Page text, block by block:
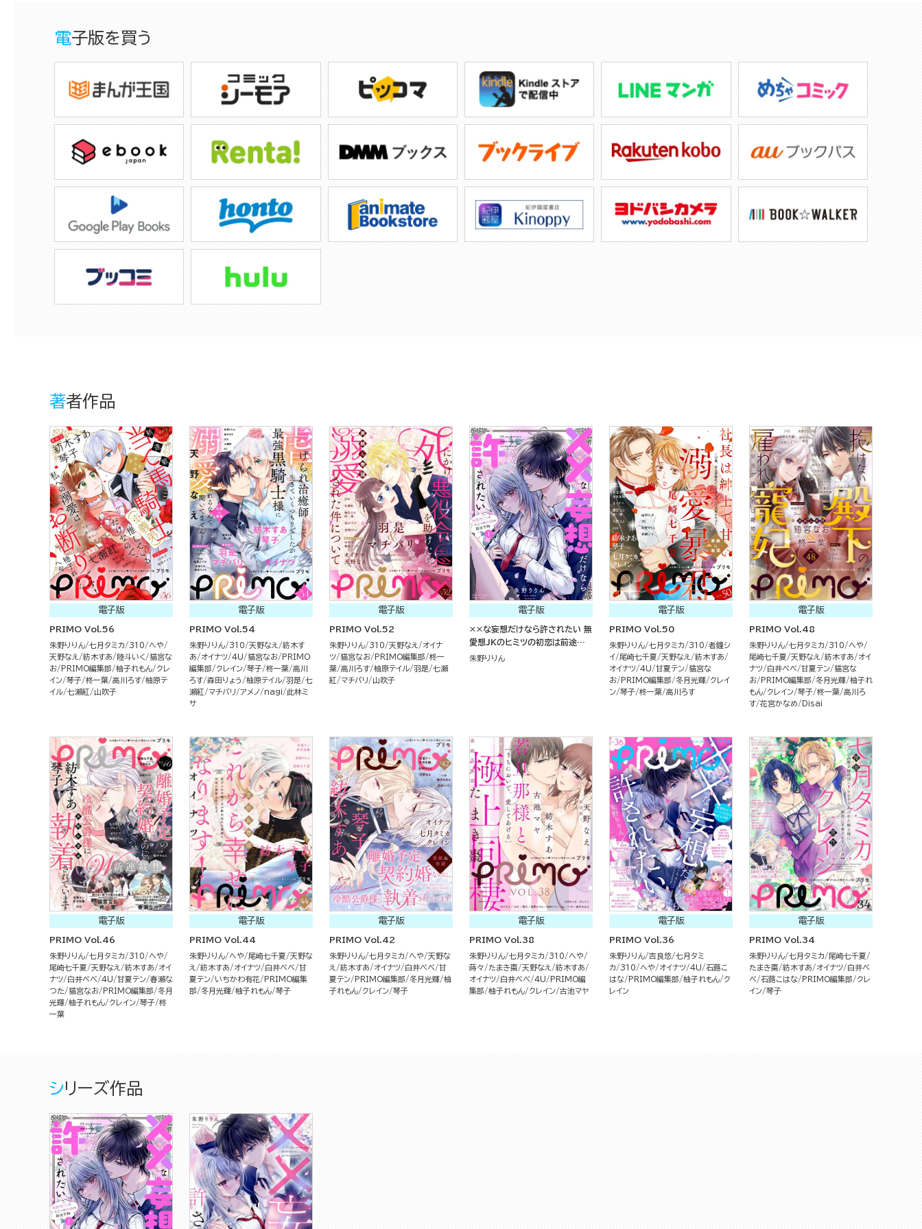
電子版を買う
著者作品
電子版
PRIMO Vol.56
朱野りりん 七月タミカ 310
へや
天野なえ
紡木すあ 陸斗いく
猫宮な
お
PRIMO編集部 柚子れもん
クレ
イン 琴子 柊一葉 高川ろす 柚原テ
イル 七瀬紅 山吹子
電子版
PRIMO Vol.54
朱野りりん 310 天野なえ
紡木す
あ
オイナツ 4U 猫宮なお
PRIMO
編集部
クレイン 琴子 柊一葉 高川
ろす 森田りょう 柚原テイル 羽是 七
瀬紅
マチバリ アメノ nagi
此林ミ
サ
電子版
PRIMO Vol.52
朱野りりん 310 天野なえ
オイナ
ツ 猫宮なお PRIMO編集部
柊一
葉 高川ろす 柚原テイル 羽是 七瀬
紅
マチバリ 山吹子
電子版
××な妄想だけなら許されたい 無
愛想JKのヒミツの初恋は前途多
難 （1）
朱野りりん
電子版
PRIMO Vol.50
朱野りりん 七月タミカ 310
者鐘シ
イ
尾崎七千夏 天野なえ
紡木すあ
オイナツ 4U 甘夏テン 猫宮な
お
PRIMO編集部 冬月光輝
クレイ
ン 琴子 柊一葉 高川ろす
電子版
PRIMO Vol.48
朱野りりん 七月タミカ 310
へや
尾崎七千夏
天野なえ 紡木すあ
オイ
ナツ
白井べべ 甘夏テン 猫宮な
お
PRIMO編集部 冬月光輝 柚子れ
もん
クレイン 琴子 柊一葉 高川ろ
す 花宮かなめ Disai
電子版
PRIMO Vol.46
朱野りりん 七月タミカ 310
へや
尾崎七千夏
天野なえ 紡木すあ
オイ
ナツ
白井べべ 4U 甘夏テン 春瀬な
つた
猫宮なお PRIMO編集部
冬月
光輝 柚子れもん クレイン 琴子 柊
一葉
電子版
PRIMO Vol.44
朱野りりん へや 尾崎七千夏
天野な
え
紡木すあ オイナツ 白井べべ
甘
夏テン
いちかわ有花
PRIMO編集
部
冬月光輝 柚子れもん 琴子
電子版
PRIMO Vol.42
朱野りりん 七月タミカ へや
天野な
え
紡木すあ オイナツ 白井べべ
甘
夏テン
PRIMO編集部 冬月光輝 柚
子れもん
クレイン 琴子
電子版
PRIMO Vol.38
朱野りりん 七月タミカ 310
へや
蒔々
たまき棗 天野なえ
紡木すあ
オイナツ
白井べべ 4U
PRIMO編
集部
柚子れもん クレイン 古池マヤ
電子版
PRIMO Vol.36
朱野りりん 吉良悠 七月タミ
カ
310 へや オイナツ 4U
石蕗こ
はな
PRIMO編集部 柚子れもん
ク
レイン
電子版
PRIMO Vol.34
朱野りりん 七月タミカ
尾崎七千夏
たまき棗 紡木すあ オイナツ
白井べ
べ
石蕗こはな PRIMO編集部
クレ
イン 琴子
シリーズ作品